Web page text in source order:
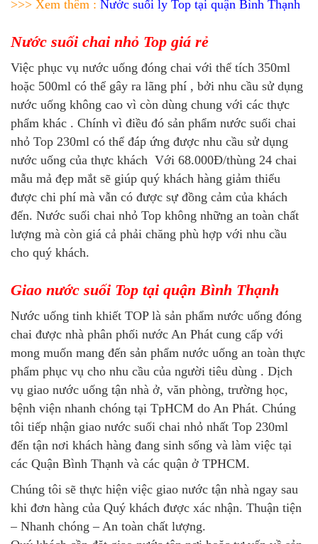
>>> Xem thêm : Nước suối ly Top tại quận Bình Thạnh
Nước suối chai nhỏ Top giá rẻ
Việc phục vụ nước uống đóng chai với thể tích 350ml
hoặc 500ml có thể gây ra lãng phí , bởi nhu cầu sử dụng
nước uống không cao vì còn dùng chung với các thực
phẩm khác . Chính vì điều đó sản phẩm nước suối chai
nhỏ Top 230ml có thể đáp ứng được nhu cầu sử dụng
nước uống của thực khách Với 68.000Đ/thùng 24 chai
mẫu mả đẹp mắt sẽ giúp quý khách hàng giảm thiểu
được chi phí mà vẫn có được sự đồng cảm của khách
đến. Nước suối chai nhỏ Top không những an toàn chất
lượng mà còn giá cả phải chăng phù hợp với nhu cầu
cho quý khách.
Giao nước suối Top tại quận Bình Thạnh
Nước uống tinh khiết TOP là sản phẩm nước uống đóng
chai được nhà phân phối nước An Phát cung cấp với
mong muốn mang đến sản phẩm nước uống an toàn thực
phẩm phục vụ cho nhu cầu của người tiêu dùng . Dịch
vụ giao nước uống tận nhà ở, văn phòng, trường học,
bệnh viện nhanh chóng tại TpHCM do An Phát. Chúng
tôi tiếp nhận giao nước suối chai nhỏ nhất Top 230ml
đến tận nơi khách hàng đang sinh sống và làm việc tại
các Quận Bình Thạnh và các quận ở TPHCM.
Chúng tôi sẽ thực hiện việc giao nước tận nhà ngay sau
khi đơn hàng của Quý khách được xác nhận. Thuận tiện
– Nhanh chóng – An toàn chất lượng.